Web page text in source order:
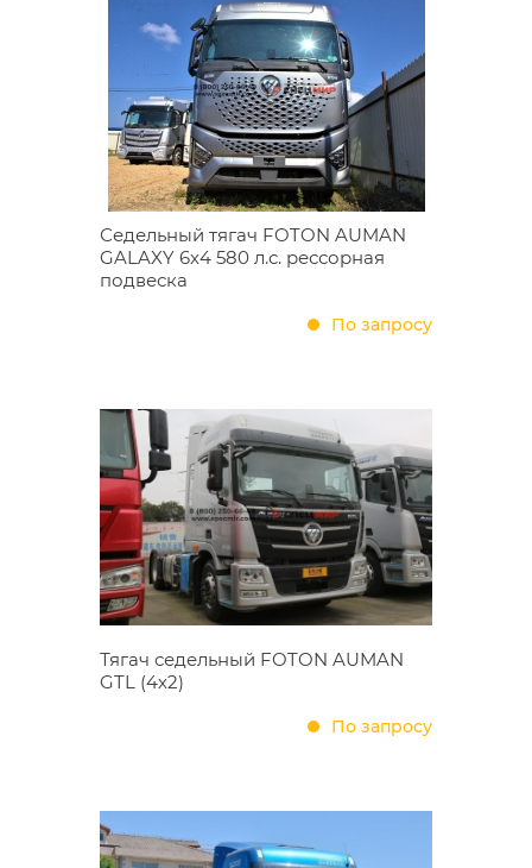
Седельный тягач FOTON AUMAN
GALAXY 6х4 580 л.с. рессорная
подвеска
По запросу
Тягач седельный FOTON AUMAN
GTL (4х2)
По запросу